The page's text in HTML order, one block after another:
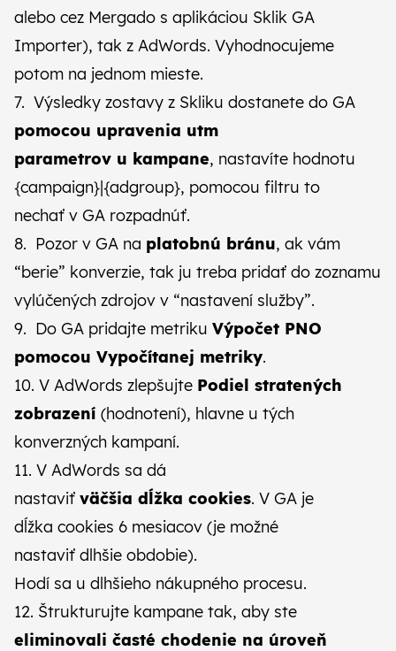
alebo cez Mergado s aplikáciou Sklik GA
Importer), tak z AdWords. Vyhodnocujeme
potom na jednom mieste.
7. Výsledky zostavy z Skliku dostanete do GA
pomocou upravenia utm
parametrov u kampane, nastavíte hodnotu
{campaign}|{adgroup}, pomocou filtru to
nechať v GA rozpadnúť.
8. Pozor v GA na platobnú bránu, ak vám
“berie” konverzie, tak ju treba pridať do zoznamu
vylúčených zdrojov v “nastavení služby”.
9. Do GA pridajte metriku Výpočet PNO
pomocou Vypočítanej metriky.
10. V AdWords zlepšujte Podiel stratených
zobrazení (hodnotení), hlavne u tých
konverzných kampaní.
11. V AdWords sa dá
nastaviť väčšia dĺžka cookies. V GA je
dĺžka cookies 6 mesiacov (je možné
nastaviť dlhšie obdobie).
Hodí sa u dlhšieho nákupného procesu.
12. Štrukturujte kampane tak, aby ste
eliminovali časté chodenie na úroveň